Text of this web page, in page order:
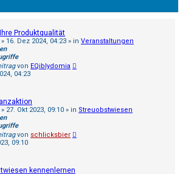
Produktqualität
» 16. Dez 2024, 04:23 » in Veranstaltungen
von EQiblydomia
04:23
» 27. Okt 2023, 09:10 » in Streuobstwiesen
von schlicksbier
09:10
kennenlernen